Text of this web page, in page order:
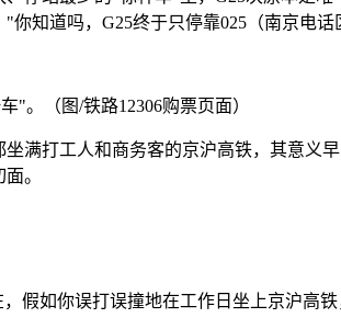
知道吗，G25终于只停靠025（南京电话
"。（图/铁路12306购票页面）
满打工人和商务客的京沪高铁，其意义
。
假如你误打误撞地在工作日坐上京沪高